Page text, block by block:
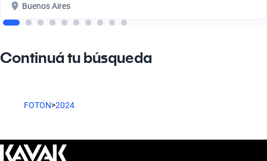
Buenos Aires
Continuá tu búsqueda
FOTON>2024